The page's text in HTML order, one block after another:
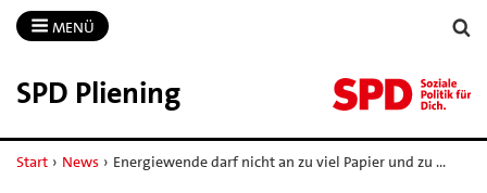
MENÜ
SPD Pliening
Start › News › Energiewende darf nicht an zu viel Papier und zu …